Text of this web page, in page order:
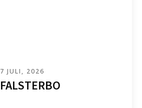
7 JULI, 2026
FALSTERBO